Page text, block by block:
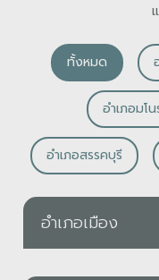
ทั้งหมด
อำเภอมโ
อำเภอสรรคบุรี
อำเภอเมือง